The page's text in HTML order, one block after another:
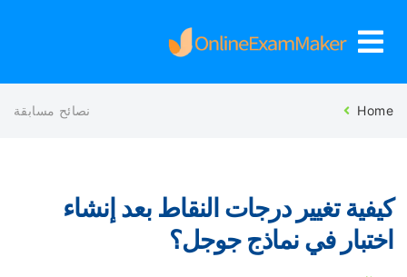
نصائح مسابقة
تغيير درجات النقاط بعد إنشاء
في نماذج جوجل؟